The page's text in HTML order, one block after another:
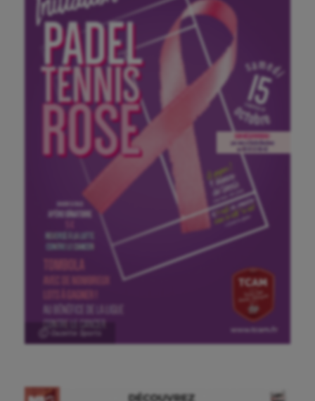
Aéronautique
Athlétisme
Auto
Aviron
Balle à la main
Ⓒ Gazette Sports